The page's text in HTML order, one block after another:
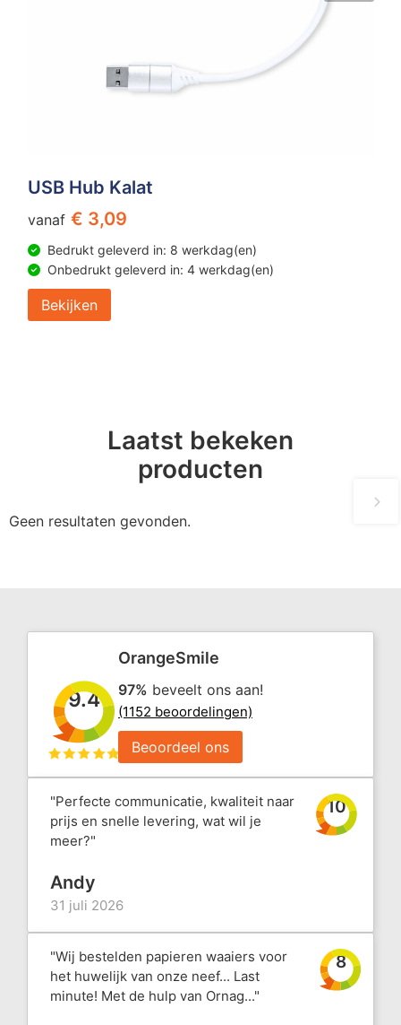
USB Hub Kalat
vanaf € 3,09
Bedrukt geleverd in: 8 werkdag(en)
Onbedrukt geleverd in: 4 werkdag(en)
Bekijken
Laatst bekeken
producten
Geen resultaten gevonden.
9.4
OrangeSmile
97% beveelt ons aan!
(1152 beoordelingen)
Beoordeel ons
"Perfecte communicatie, kwaliteit naar
prijs en snelle levering, wat wil je
meer?"
10
Andy
31 juli 2026
"Wij bestelden papieren waaiers voor
het huwelijk van onze neef... Last
minute! Met de hulp van Ornag..."
8